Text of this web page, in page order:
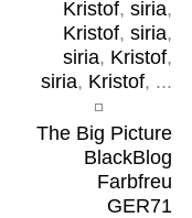
Kristof, siria,
Kristof, siria,
siria, Kristof,
siria, Kristof, ...
The Big Picture
BlackBlog
Farbfreu
GER71